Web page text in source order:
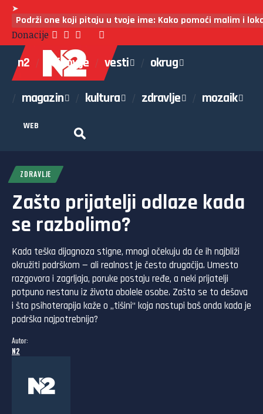
➤
Podrži one koji pitaju u tvoje ime: Kako pomoći malim i
Donacije
n2 najnovije vesti okrug
magazin kultura zdravlje mozaik
WEB
ZDRAVLJE
Zašto prijatelji odlaze kada
se razbolimo?
Kada teška dijagnoza stigne, mnogi očekuju da će ih najbliži
okružiti podrškom — ali realnost je često drugačija. Umesto
razgovora i zagrljaja, poruke postaju ređe, a neki prijatelji
potpuno nestanu iz života obolele osobe. Zašto se to dešava
i šta psihoterapija kaže o „tišini“ koja nastupi baš onda kada je
podrška najpotrebnija?
Autor:
N2